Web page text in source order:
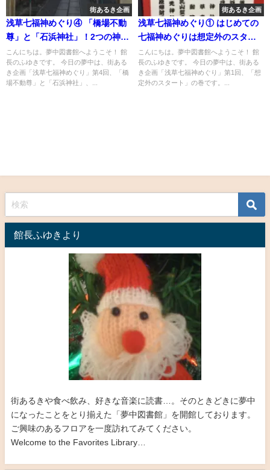
街あるき企画
浅草七福神めぐり④ 「橋場不動
尊」と「石浜神社」！2つの神社
を歩く
こんにちは。夢中図書館へようこそ！ 館
長のふゆきです。 今日の夢中は、街ある
き企画「浅草七福神めぐり」第4回、「橋
場不動尊」と「石浜神社」、...
街あるき企画
浅草七福神めぐり① はじめての
七福神めぐりは想定外のスター
トに
こんにちは。夢中図書館へようこそ！ 館
長のふゆきです。 今日の夢中は、街ある
き企画「浅草七福神めぐり」第1回、「想
定外のスタート」の巻です。...
館長ふゆきより
街あるきや食べ飲み、好きな音楽に読書…。そのときどきに夢中
になったことをとり揃えた「夢中図書館」を開館しております。
ご興味のあるフロアを一度訪れてみてください。
Welcome to the Favorites Library…